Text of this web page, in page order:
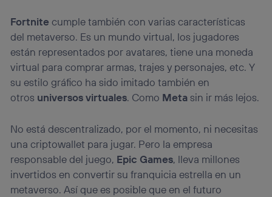
Fortnite cumple también con varias características
del metaverso. Es un mundo virtual, los jugadores
están representados por avatares, tiene una moneda
virtual para comprar armas, trajes y personajes, etc. Y
su estilo gráfico ha sido imitado también en
otros universos virtuales. Como Metasin ir más lejos.
No está descentralizado, por el momento, ni necesitas
una criptowallet para jugar. Pero la empresa
responsable del juego, Epic Games, lleva millones
invertidos en convertir su franquicia estrella en un
metaverso. Así que es posible que en el futuro